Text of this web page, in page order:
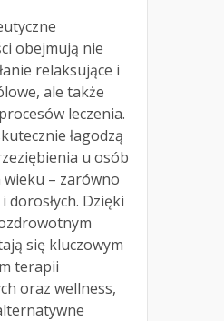
obejmują nie
relaksujące i
ale także
leczenia.
łagodzą
u osób
wieku – zarówno
dorosłych. Dzięki
się kluczowym
terapii
oraz wellness,